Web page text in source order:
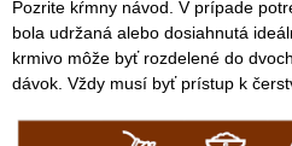
Pozrite kŕmny návod. V prípade
bola udržaná alebo dosiahnutá
krmivo môže byť rozdelené do
dávok. Vždy musí byť prístup k